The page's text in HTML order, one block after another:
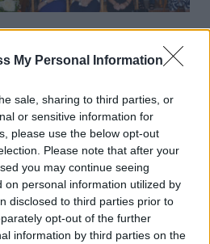
My Personal Information
sale, sharing to third parties, or
or sensitive information for
please use the below opt-out
Please note that after your
you may continue seeing
on personal information utilized by
disclosed to third parties prior to
opt-out of the further
information by third parties on the
η Μεταμόρφωση του